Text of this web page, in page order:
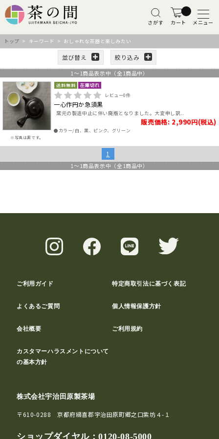
さがす カート メニュー
トップ > キーワード > おしゃれな茶器と楽しみたい
並び替え 絞り込み
1 ～ 1商品表示中（全 1商品中）
※写真は黒です。
レビュー0件
一心作円か急須黒
窯元の製造中止に伴い廃版となりました。大変申し訳..
販売価格: 2,990円(税込)
●カラー/白、黒、ピンク、グリーン
1
1 ～ 1商品表示中（全 1商品中）
ご利用ガイド 特定商取引法に基づく表記
よくあるご質問 個人情報保護方針
会社概要 ご利用規約
カスタマーハラスメントについて
の基本方針
株式会社宇治田原製茶場
〒610-0288 京都府綴喜郡宇治田原町郷之口紫坊４-１
ショップダイヤル：0120-08-5000